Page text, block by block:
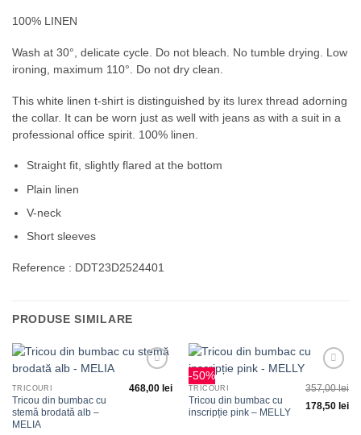
100% LINEN
Wash at 30°, delicate cycle. Do not bleach. No tumble drying. Low
ironing, maximum 110°. Do not dry clean.
This white linen t-shirt is distinguished by its lurex thread adorning
the collar. It can be worn just as well with jeans as with a suit in a
professional office spirit. 100% linen.
Straight fit, slightly flared at the bottom
Plain linen
V-neck
Short sleeves
Reference : DDT23D2524401
PRODUSE SIMILARE
la
TRICOURI
Tricou din bumbac cu
stemă brodată alb –
MELIA
468,00 lei
-50%
la
TRICOURI
Tricou din bumbac cu
inscripție pink – MELLY
357,00lei
178,50 lei